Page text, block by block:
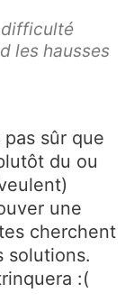
difficulté
les hausses
sûr que
du ou
une
cherchent
solutions.
:(